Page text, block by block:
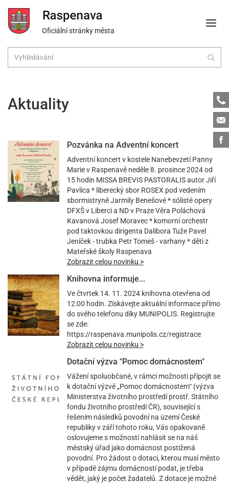
Oficiální stránky města
Aktuality
Pozvánka na Adventní koncert
Adventní koncert v kostele Nanebevzetí Panny
Marie v Raspenavě neděle 8. prosince 2024 od
15 hodin MISSA BREVIS PASTORALIS autor Jiří
Pavlica * liberecký sbor ROSEX pod vedením
sbormistryně Jarmily Benešové * sólisté opery
DFXŠ v Liberci a ND v Praze Věra Poláchová
Kavanová Josef Moravec * komorní orchestr
pod taktovkou dirigenta Dalibora Tuže Pavel
Jeníček - trubka Petr Tomeš - varhany * děti z
Mateřské školy Raspenava
Zobrazit celou novinku >
Knihovna informuje...
Ve čtvrtek 14. 11. 2024 knihovna otevřena od
12:00 hodin. Získávejte aktuální informace přímo
do svého telefonu díky MUNIPOLIS. Registrujte
se zde:
https://raspenava.munipolis.cz/registrace
Zobrazit celou novinku >
Dotační výzva "Pomoc domácnostem"
Vážení spoluobčané, v rámci možnosti připojit se
k dotační výzvě „Pomoc domácnostem“ (výzva
Ministerstva životního prostředí prostř. Státního
fondu životního prostředí ČR), související s
řešením následků povodní na území České
republiky v září tohoto roku, Vás opakovaně
oslovujeme s možností nahlásit se na náš
městský úřad jako domácnost postižená
povodní. Pro žádost o dotaci, kterou musí město
v případě zájmu domácností podat, je třeba
vědět, jaký je počet žadatelů. Z dotace je možné